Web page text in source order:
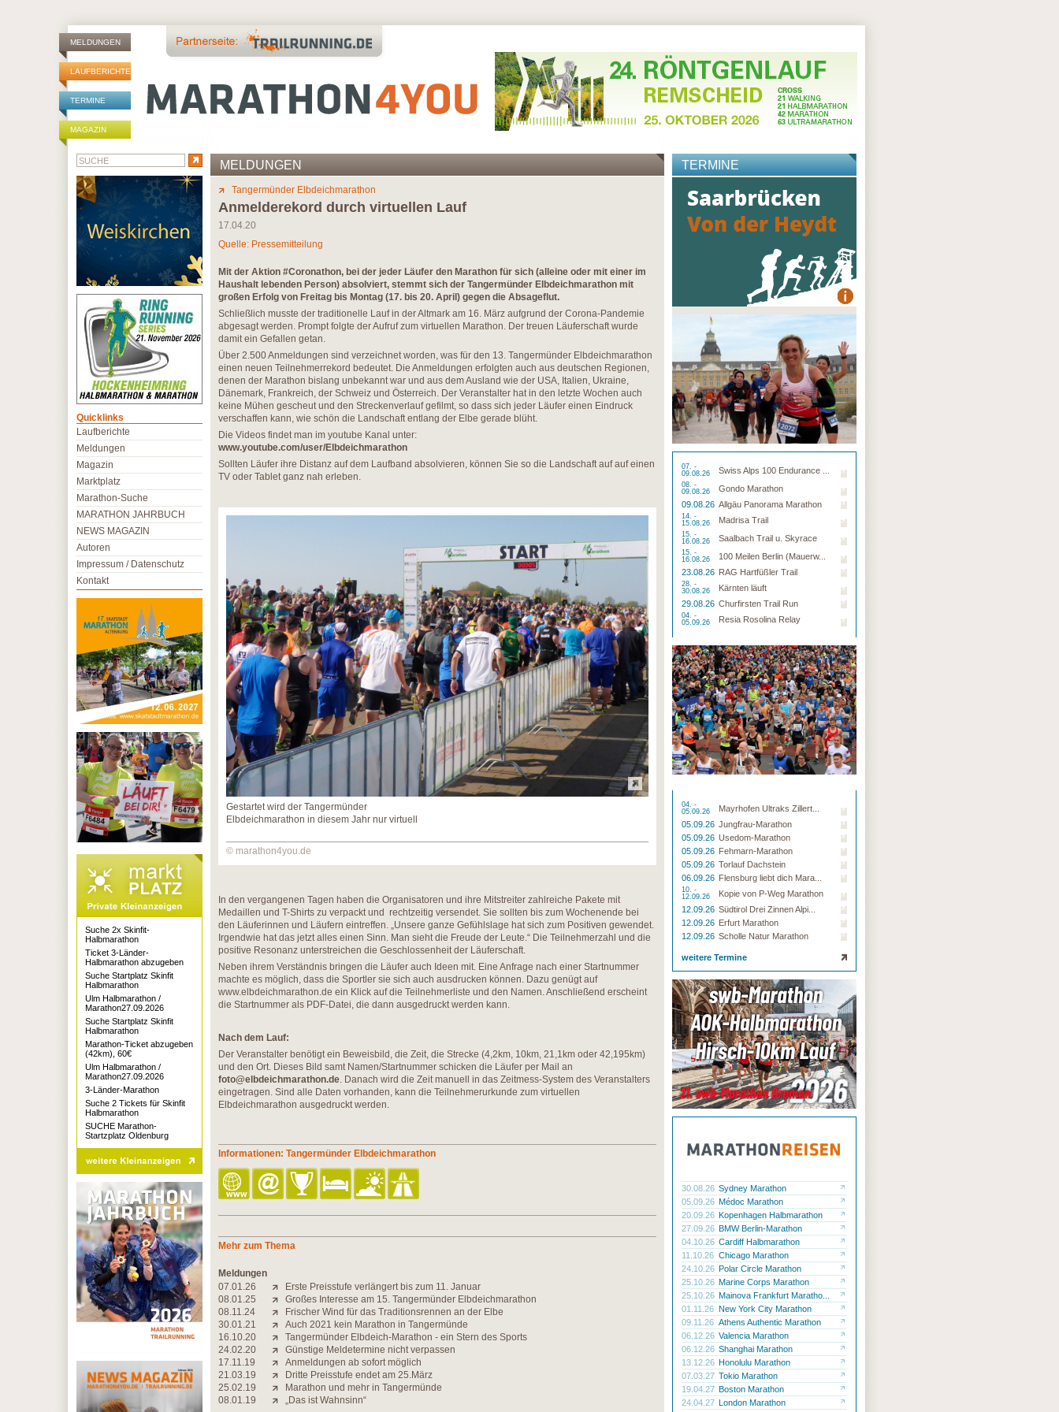
MELDUNGEN
LAUFBERICHTE
TERMINE
MAGAZIN
MELDUNGEN
Tangermünder Elbdeichmarathon
Anmelderekord durch virtuellen Lauf
17.04.20
Quelle: Pressemitteilung
Mit der Aktion #Coronathon, bei der jeder Läufer den Marathon für sich (alleine oder mit einer im
Haushalt lebenden Person) absolviert, stemmt sich der Tangermünder Elbdeichmarathon mit
großen Erfolg von Freitag bis Montag (17. bis 20. April) gegen die Absageflut.
Schließlich musste der traditionelle Lauf in der Altmark am 16. März aufgrund der Corona-Pandemie
abgesagt werden. Prompt folgte der Aufruf zum virtuellen Marathon. Der treuen Läuferschaft wurde
damit ein Gefallen getan.
Über 2.500 Anmeldungen sind verzeichnet worden, was für den 13. Tangermünder Elbdeichmarathon
einen neuen Teilnehmerrekord bedeutet. Die Anmeldungen erfolgten auch aus deutschen Regionen,
denen der Marathon bislang unbekannt war und aus dem Ausland wie der USA, Italien, Ukraine,
Dänemark, Frankreich, der Schweiz und Österreich. Der Veranstalter hat in den letzte Wochen auch
keine Mühen gescheut und den Streckenverlauf gefilmt, so dass sich jeder Läufer einen Eindruck
verschaffen kann, wie schön die Landschaft entlang der Elbe gerade blüht.
Die Videos findet man im youtube Kanal unter:
www.youtube.com/user/Elbdeichmarathon
Sollten Läufer ihre Distanz auf dem Laufband absolvieren, können Sie so die Landschaft auf auf einen
TV oder Tablet ganz nah erleben.
Gestartet wird der Tangermünder
Elbdeichmarathon in diesem Jahr nur virtuell
© marathon4you.de
In den vergangenen Tagen haben die Organisatoren und ihre Mitstreiter zahlreiche Pakete mit
Medaillen und T-Shirts zu verpackt und rechtzeitig versendet. Sie sollten bis zum Wochenende bei
den Läuferinnen und Läufern eintreffen. „Unsere ganze Gefühlslage hat sich zum Positiven gewendet.
Irgendwie hat das jetzt alles einen Sinn. Man sieht die Freude der Leute.“ Die Teilnehmerzahl und die
positive Resonanz unterstreichen die Geschlossenheit der Läuferschaft.
Neben ihrem Verständnis bringen die Läufer auch Ideen mit. Eine Anfrage nach einer Startnummer
machte es möglich, dass die Sportler sie sich auch ausdrucken können. Dazu genügt auf
www.elbdeichmarathon.de ein Klick auf die Teilnehmerliste und den Namen. Anschließend erscheint
die Startnummer als PDF-Datei, die dann ausgedruckt werden kann.
Nach dem Lauf:
Der Veranstalter benötigt ein Beweisbild, die Zeit, die Strecke (4,2km, 10km, 21,1km oder 42,195km)
und den Ort. Dieses Bild samt Namen/Startnummer schicken die Läufer per Mail an
foto@elbdeichmarathon.de. Danach wird die Zeit manuell in das Zeitmess-System des Veranstalters
eingetragen. Sind alle Daten vorhanden, kann die Teilnehmerurkunde zum virtuellen
Elbdeichmarathon ausgedruckt werden.
Informationen: Tangermünder Elbdeichmarathon
Mehr zum Thema
Meldungen
07.01.26
Erste Preisstufe verlängert bis zum 11. Januar
08.01.25
Großes Interesse am 15. Tangermünder Elbdeichmarathon
08.11.24
Frischer Wind für das Traditionsrennen an der Elbe
30.01.21
Auch 2021 kein Marathon in Tangermünde
16.10.20
Tangermünder Elbdeich-Marathon - ein Stern des Sports
24.02.20
Günstige Meldetermine nicht verpassen
17.11.19
Anmeldungen ab sofort möglich
21.03.19
Dritte Preisstufe endet am 25.März
25.02.19
Marathon und mehr in Tangermünde
08.01.19
„Das ist Wahnsinn“
TERMINE
07. -
09.08.26
Swiss Alps 100 Endurance ...
08. -
09.08.26
Gondo Marathon
09.08.26 Allgäu Panorama Marathon
14. -
15.08.26
Madrisa Trail
15. -
16.08.26
Saalbach Trail u. Skyrace
15. -
16.08.26
100 Meilen Berlin (Mauerw...
23.08.26 RAG Hartfüßler Trail
28. -
30.08.26
Kärnten läuft
29.08.26 Churfirsten Trail Run
04. -
05.09.26
Resia Rosolina Relay
04. -
05.09.26
Mayrhofen Ultraks Zillert...
05.09.26 Jungfrau-Marathon
05.09.26 Usedom-Marathon
05.09.26 Fehmarn-Marathon
05.09.26 Torlauf Dachstein
06.09.26 Flensburg liebt dich Mara...
10. -
12.09.26
Kopie von P-Weg Marathon
12.09.26 Südtirol Drei Zinnen Alpi...
12.09.26 Erfurt Marathon
12.09.26 Scholle Natur Marathon
weitere Termine
30.08.26 Sydney Marathon
05.09.26 Médoc Marathon
20.09.26 Kopenhagen Halbmarathon
27.09.26 BMW Berlin-Marathon
04.10.26 Cardiff Halbmarathon
11.10.26 Chicago Marathon
24.10.26 Polar Circle Marathon
25.10.26 Marine Corps Marathon
25.10.26 Mainova Frankfurt Maratho...
01.11.26 New York City Marathon
09.11.26 Athens Authentic Marathon
06.12.26 Valencia Marathon
06.12.26 Shanghai Marathon
13.12.26 Honolulu Marathon
07.03.27 Tokio Marathon
19.04.27 Boston Marathon
24.04.27 London Marathon
Quicklinks
Laufberichte
Meldungen
Magazin
Marktplatz
Marathon-Suche
MARATHON JAHRBUCH
NEWS MAGAZIN
Autoren
Impressum / Datenschutz
Kontakt
Suche 2x Skinfit-
Halbmarathon
Ticket 3-Länder-
Halbmarathon abzugeben
Suche Startplatz Skinfit
Halbmarathon
Ulm Halbmarathon /
Marathon27.09.2026
Suche Startplatz Skinfit
Halbmarathon
Marathon-Ticket abzugeben
(42km), 60€
Ulm Halbmarathon /
Marathon27.09.2026
3-Länder-Marathon
Suche 2 Tickets für Skinfit
Halbmarathon
SUCHE Marathon-
Startzplatz Oldenburg